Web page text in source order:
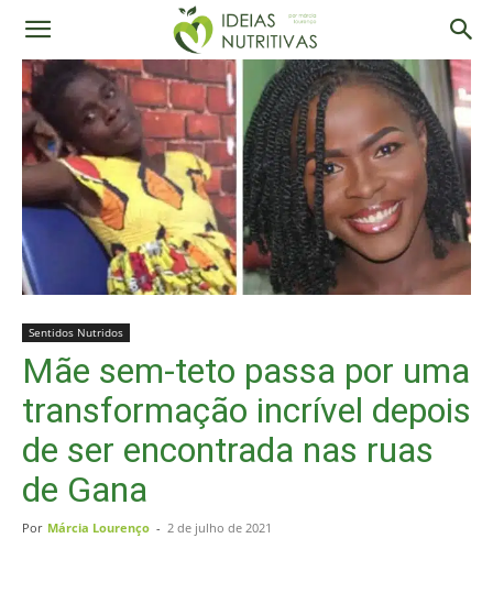
Sentidos Nutridos
Mãe sem-teto passa por uma
transformação incrível depois
de ser encontrada nas ruas
de Gana
Por Márcia Lourenço - 2 de julho de 2021